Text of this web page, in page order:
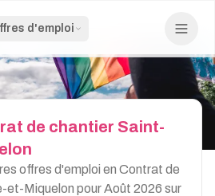
d'emploi
de chantier Saint-
offres d'emploi en Contrat de
et-Miquelon pour Août 2026 sur